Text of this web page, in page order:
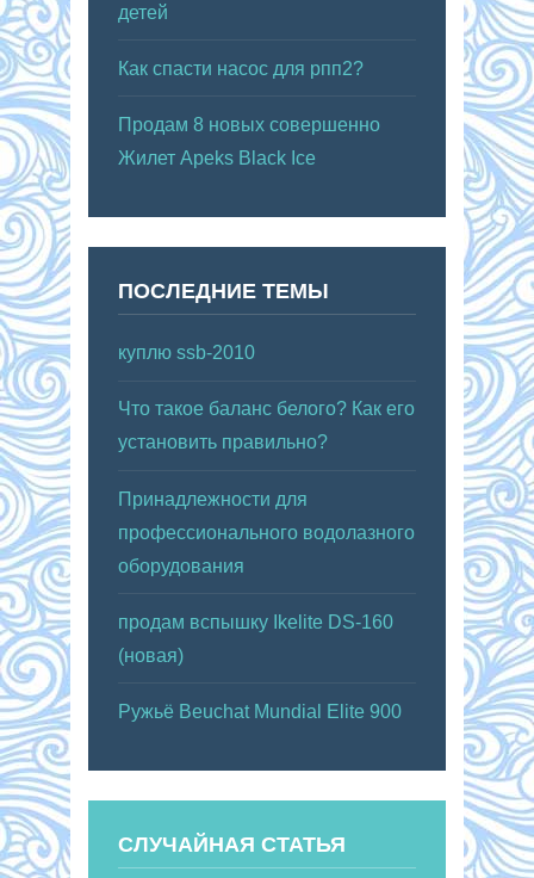
детей
Как спасти насос для рпп2?
Продам 8 новых совершенно
Жилет Apeks Black Ice
ПОСЛЕДНИЕ ТЕМЫ
куплю ssb-2010
Что такое баланс белого? Как его
установить правильно?
Принадлежности для
профессионального водолазного
оборудования
продам вспышку Ikelite DS-160
(новая)
Ружьё Beuchat Mundial Elite 900
СЛУЧАЙНАЯ СТАТЬЯ